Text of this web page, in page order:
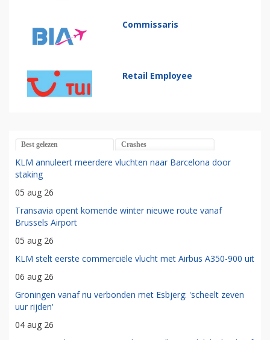
Commissaris
Retail Employee
Best gelezen Crashes
KLM annuleert meerdere vluchten naar Barcelona door
staking
05 aug 26
Transavia opent komende winter nieuwe route vanaf
Brussels Airport
05 aug 26
KLM stelt eerste commerciële vlucht met Airbus A350-900 uit
06 aug 26
Groningen vanaf nu verbonden met Esbjerg: 'scheelt zeven
uur rijden'
04 aug 26